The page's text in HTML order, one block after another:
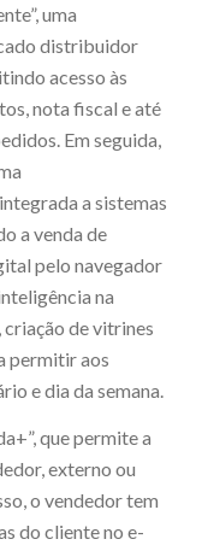
uma
distribuidor
acesso às
nota fiscal e até
Em seguida,
a sistemas
a venda de
pelo navegador
na
de vitrines
permitir aos
e dia da semana.
que permite a
externo ou
o vendedor tem
do cliente no e-